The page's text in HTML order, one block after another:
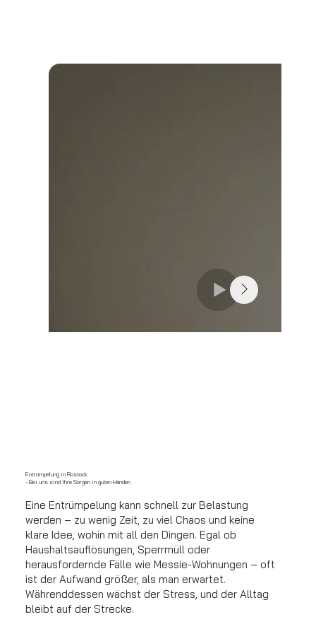
Entrümpelung in Rostock
- Bei uns sind Ihre Sorgen in guten Händen
Eine Entrümpelung kann schnell zur Belastung
werden – zu wenig Zeit, zu viel Chaos und keine
klare Idee, wohin mit all den Dingen. Egal ob
Haushaltsauflösungen, Sperrmüll oder
herausfordernde Fälle wie Messie-Wohnungen – oft
ist der Aufwand größer, als man erwartet.
Währenddessen wächst der Stress, und der Alltag
bleibt auf der Strecke.